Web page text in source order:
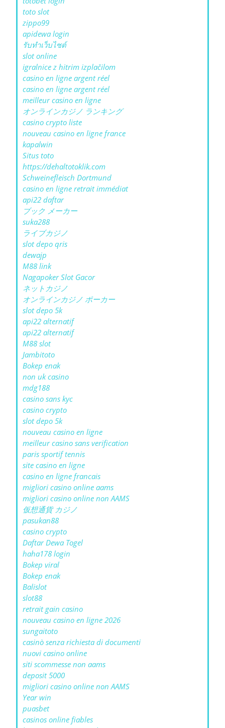
toto slot
zippo99
apidewa login
รับทําเว็บไซต์
slot online
igralnice z hitrim izplačilom
casino en ligne argent réel
casino en ligne argent réel
meilleur casino en ligne
オンラインカジノ ランキング
casino crypto liste
nouveau casino en ligne france
kapalwin
Situs toto
https://dehaltotoklik.com
Schweinefleisch Dortmund
casino en ligne retrait immédiat
api22 daftar
ブック メーカー
suka288
ライブカジノ
slot depo qris
dewajp
M88 link
Nagapoker Slot Gacor
ネットカジノ
オンラインカジノ ポーカー
slot depo 5k
api22 alternatif
api22 alternatif
M88 slot
Jambitoto
Bokep enak
non uk casino
mdg188
casino sans kyc
casino crypto
slot depo 5k
nouveau casino en ligne
meilleur casino sans verification
paris sportif tennis
site casino en ligne
casino en ligne francais
migliori casino online aams
migliori casino online non AAMS
仮想通貨 カジノ
pasukan88
casino crypto
Daftar Dewa Togel
haha178 login
Bokep viral
Bokep enak
Balislot
slot88
retrait gain casino
nouveau casino en ligne 2026
sungaitoto
casinò senza richiesta di documenti
nuovi casino online
siti scommesse non aams
deposit 5000
migliori casino online non AAMS
Year win
puasbet
casinos online fiables